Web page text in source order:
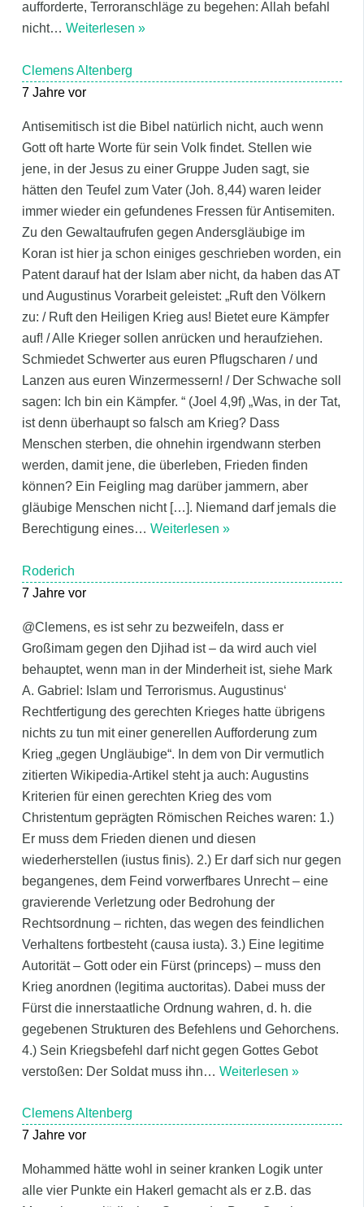
aufforderte, Terroranschläge zu begehen: Allah befahl
nicht… Weiterlesen »
Clemens Altenberg
7 Jahre vor
Antisemitisch ist die Bibel natürlich nicht, auch wenn
Gott oft harte Worte für sein Volk findet. Stellen wie
jene, in der Jesus zu einer Gruppe Juden sagt, sie
hätten den Teufel zum Vater (Joh. 8,44) waren leider
immer wieder ein gefundenes Fressen für Antisemiten.
Zu den Gewaltaufrufen gegen Andersgläubige im
Koran ist hier ja schon einiges geschrieben worden, ein
Patent darauf hat der Islam aber nicht, da haben das AT
und Augustinus Vorarbeit geleistet: „Ruft den Völkern
zu: / Ruft den Heiligen Krieg aus! Bietet eure Kämpfer
auf! / Alle Krieger sollen anrücken und heraufziehen.
Schmiedet Schwerter aus euren Pflugscharen / und
Lanzen aus euren Winzermessern! / Der Schwache soll
sagen: Ich bin ein Kämpfer. “ (Joel 4,9f) „Was, in der Tat,
ist denn überhaupt so falsch am Krieg? Dass
Menschen sterben, die ohnehin irgendwann sterben
werden, damit jene, die überleben, Frieden finden
können? Ein Feigling mag darüber jammern, aber
gläubige Menschen nicht […]. Niemand darf jemals die
Berechtigung eines… Weiterlesen »
Roderich
7 Jahre vor
@Clemens, es ist sehr zu bezweifeln, dass er
Großimam gegen den Djihad ist – da wird auch viel
behauptet, wenn man in der Minderheit ist, siehe Mark
A. Gabriel: Islam und Terrorismus. Augustinus‘
Rechtfertigung des gerechten Krieges hatte übrigens
nichts zu tun mit einer generellen Aufforderung zum
Krieg „gegen Ungläubige“. In dem von Dir vermutlich
zitierten Wikipedia-Artikel steht ja auch: Augustins
Kriterien für einen gerechten Krieg des vom
Christentum geprägten Römischen Reiches waren: 1.)
Er muss dem Frieden dienen und diesen
wiederherstellen (iustus finis). 2.) Er darf sich nur gegen
begangenes, dem Feind vorwerfbares Unrecht – eine
gravierende Verletzung oder Bedrohung der
Rechtsordnung – richten, das wegen des feindlichen
Verhaltens fortbesteht (causa iusta). 3.) Eine legitime
Autorität – Gott oder ein Fürst (princeps) – muss den
Krieg anordnen (legitima auctoritas). Dabei muss der
Fürst die innerstaatliche Ordnung wahren, d. h. die
gegebenen Strukturen des Befehlens und Gehorchens.
4.) Sein Kriegsbefehl darf nicht gegen Gottes Gebot
verstoßen: Der Soldat muss ihn… Weiterlesen »
Clemens Altenberg
7 Jahre vor
Mohammed hätte wohl in seiner kranken Logik unter
alle vier Punkte ein Hakerl gemacht als er z.B. das